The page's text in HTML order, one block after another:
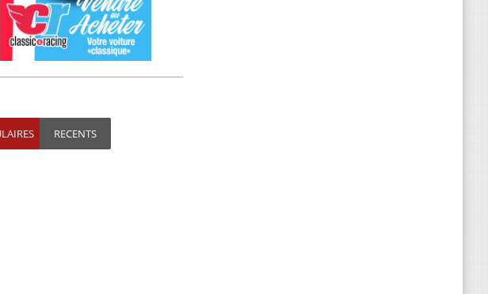
RECENTS